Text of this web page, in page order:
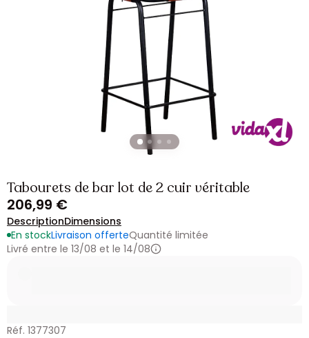
Tabourets de bar lot de 2 cuir véritable
206,99 €
DescriptionDimensions
En stockLivraison offerteQuantité limitée
Livré entre le 13/08 et le 14/08
Réf. 1377307